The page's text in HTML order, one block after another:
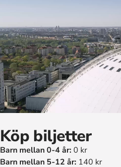
Köp biljetter
Barn mellan 0-4 år: 0 kr
Barn mellan 5-12 år: 140 kr